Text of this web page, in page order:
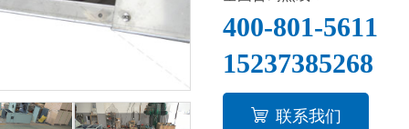
400-801-5611
15237385268
联系我们